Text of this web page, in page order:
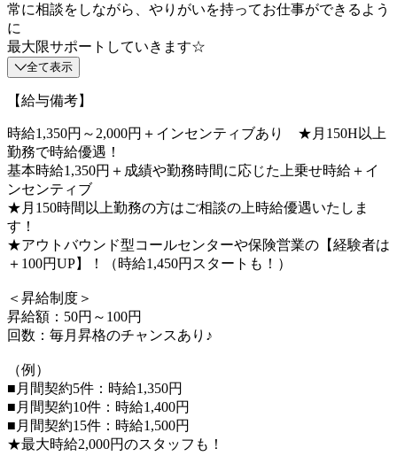
常に相談をしながら、やりがいを持ってお仕事ができるよう
に
最大限サポートしていきます☆
全て表示
【給与備考】
時給1,350円～2,000円＋インセンティブあり ★月150H以上
勤務で時給優遇！
基本時給1,350円＋成績や勤務時間に応じた上乗せ時給＋イ
ンセンティブ
★月150時間以上勤務の方はご相談の上時給優遇いたしま
す！
★アウトバウンド型コールセンターや保険営業の【経験者は
＋100円UP】！（時給1,450円スタートも！）
＜昇給制度＞
昇給額：50円～100円
回数：毎月昇格のチャンスあり♪
（例）
■月間契約5件：時給1,350円
■月間契約10件：時給1,400円
■月間契約15件：時給1,500円
★最大時給2,000円のスタッフも！